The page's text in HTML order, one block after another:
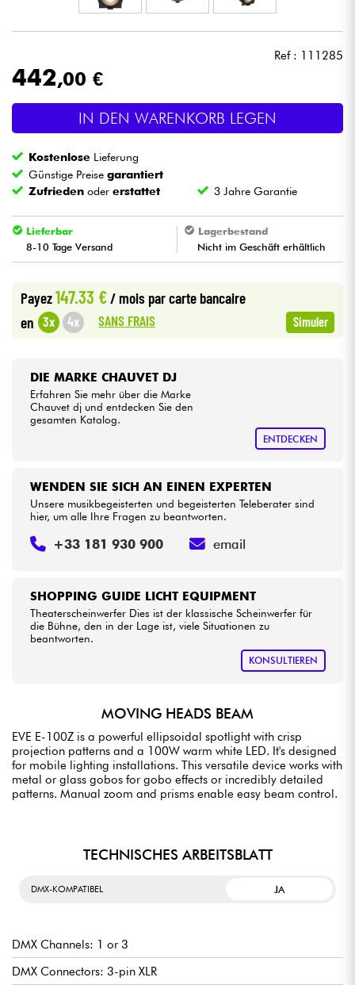
Licht
Blasinstrumente
Violinen & Quartett
Kabel & Zubehöre
Bundle
Sehen Sie sich unsere Marken an
Ref : 111285
442,00 €
IN DEN WARENKORB LEGEN
Kostenlose Lieferung
Günstige Preisegarantiert
Zufrieden odererstattet 3 Jahre Garantie
Lieferbar
8-10 Tage Versand
Lagerbestand
Nicht im Geschäft erhältlich
Payez147.33 €/ mois par carte bancaire
en 3x 4x SANS FRAIS Simuler
DIE MARKE CHAUVET DJ
Erfahren Sie mehr über die Marke
Chauvet dj und entdecken Sie den
gesamten Katalog.
ENTDECKEN
SHOPPING GUIDE LICHT EQUIPMENT
Theaterscheinwerfer Dies ist der klassische Scheinwerfer für
die Bühne, den in der Lage ist, viele Situationen zu
beantworten.
KONSULTIEREN
WENDEN SIE SICH AN EINEN EXPERTEN
Unsere musikbegeisterten und begeisterten Teleberater sind
hier, um alle Ihre Fragen zu beantworten.
+33 181 930 900 email
MOVING HEADS BEAM
EVE E-100Z is a powerful ellipsoidal spotlight with crisp
projection patterns and a 100W warm white LED. It's designed
for mobile lighting installations. This versatile device works with
metal or glass gobos for gobo effects or incredibly detailed
patterns. Manual zoom and prisms enable easy beam control.
TECHNISCHES ARBEITSBLATT
DMX-KOMPATIBEL JA
DMX Channels: 1 or 3
DMX Connectors: 3-pin XLR